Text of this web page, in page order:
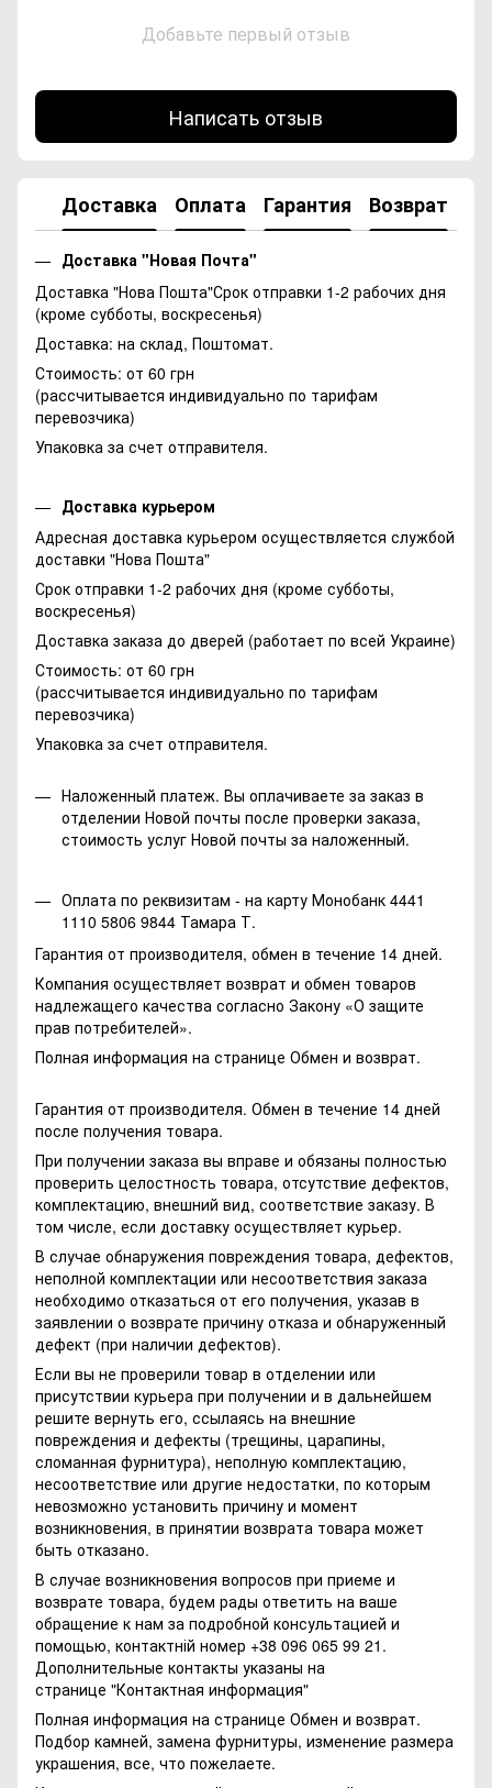
Добавьте первый отзыв
Написать отзыв
Доставка Оплата Гарантия Возврат
Доставка "Новая Почта"
Доставка "Нова Пошта"Срок отправки 1-2 рабочих дня
(кроме субботы, воскресенья)
Доставка: на склад, Поштомат.
Стоимость: от 60 грн
(рассчитывается индивидуально по тарифам
перевозчика)
Упаковка за счет отправителя.
Доставка курьером
Адресная доставка курьером осуществляется службой
доставки "Нова Пошта"
Срок отправки 1-2 рабочих дня (кроме субботы,
воскресенья)
Доставка заказа до дверей (работает по всей Украине)
Стоимость: от 60 грн
(рассчитывается индивидуально по тарифам
перевозчика)
Упаковка за счет отправителя.
Наложенный платеж. Вы оплачиваете за заказ в
отделении Новой почты после проверки заказа,
стоимость услуг Новой почты за наложенный.
Оплата по реквизитам - на карту Монобанк 4441
1110 5806 9844 Тамара Т.
Гарантия от производителя, обмен в течение 14 дней.
Компания осуществляет возврат и обмен товаров
надлежащего качества согласно Закону «О защите
прав потребителей».
Полная информация на странице Обмен и возврат.
Гарантия от производителя. Обмен в течение 14 дней
после получения товара.
При получении заказа вы вправе и обязаны полностью
проверить целостность товара, отсутствие дефектов,
комплектацию, внешний вид, соответствие заказу. В
том числе, если доставку осуществляет курьер.
В случае обнаружения повреждения товара, дефектов,
неполной комплектации или несоответствия заказа
необходимо отказаться от его получения, указав в
заявлении о возврате причину отказа и обнаруженный
дефект (при наличии дефектов).
Если вы не проверили товар в отделении или
присутствии курьера при получении и в дальнейшем
решите вернуть его, ссылаясь на внешние
повреждения и дефекты (трещины, царапины,
сломанная фурнитура), неполную комплектацию,
несоответствие или другие недостатки, по которым
невозможно установить причину и момент
возникновения, в принятии возврата товара может
быть отказано.
В случае возникновения вопросов при приеме и
возврате товара, будем рады ответить на ваше
обращение к нам за подробной консультацией и
помощью, контактній номер +38 096 065 99 21.
Дополнительные контакты указаны на
странице "Контактная информация"
Полная информация на странице Обмен и возврат.
Подбор камней, замена фурнитуры, изменение размера
украшения, все, что пожелаете.